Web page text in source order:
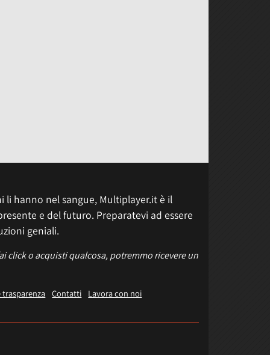
hanno nel sangue, Multiplayer.it è il
e del futuro. Preparatevi ad essere
geniali.
click o acquisti qualcosa, potremmo ricevere un
trasparenza Contatti Lavora con noi